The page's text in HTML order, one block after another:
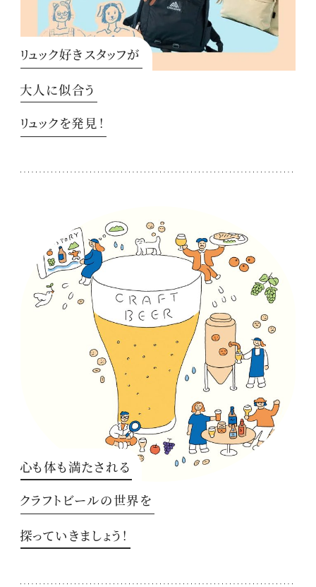
リュック好きスタッフが
大人に似合う
リュックを発見！
心も体も満たされる
クラフトビールの世界を
探っていきましょう！